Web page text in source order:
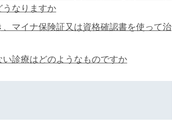
うなりますか
マイナ保険証又は資格確認書を使って治
い診療はどのようなものですか